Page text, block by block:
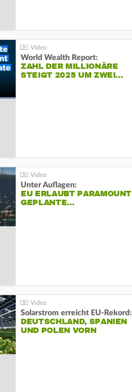
World Wealth Report:
ZAHL DER MILLIONÄRE
STEIGT 2025 UM ZWEI…
Unter Auflagen:
EU ERLAUBT PARAMOUNT
GEPLANTE…
Solarstrom erreicht EU-Rekord:
DEUTSCHLAND, SPANIEN
UND POLEN VORN